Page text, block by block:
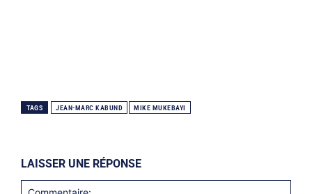
TAGS JEAN-MARC KABUND MIKE MUKEBAYI
LAISSER UNE RÉPONSE